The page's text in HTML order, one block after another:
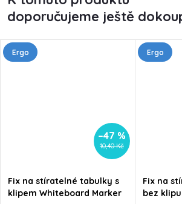
doporučujeme ještě
Ergo
10,40 Kč
–47 %
Fix na stíratelné tabulky s
klipem Whiteboard Marker
Ergo
Fix na
bez